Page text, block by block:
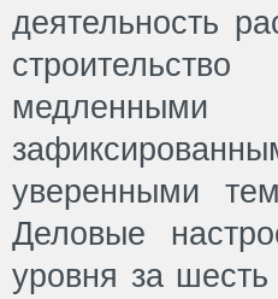
деятельность
уверенными
Деловые
уровня за